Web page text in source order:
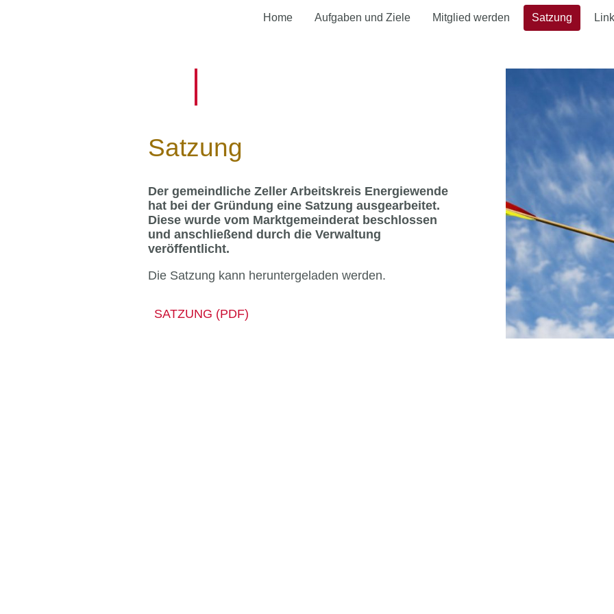
Home Aufgaben und Ziele Mitglied werden Satzung
Satzung
Der gemeindliche Zeller Arbeitskreis Energiewende
hat bei der Gründung eine Satzung ausgearbeitet.
Diese wurde vom Marktgemeinderat beschlossen
und anschließend durch die Verwaltung
veröffentlicht.
Die Satzung kann heruntergeladen werden.
SATZUNG (PDF)